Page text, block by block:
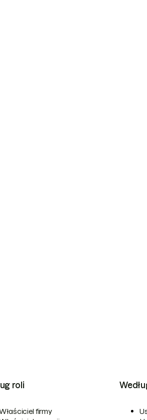
roli
firmy